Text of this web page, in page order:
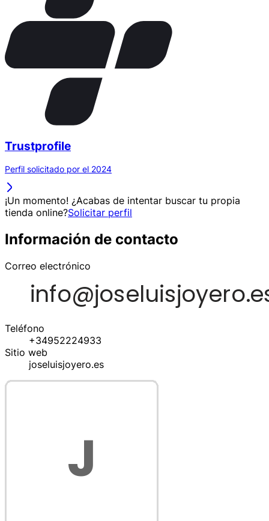
Trustprofile
Perfil solicitado por el 2024
¡Un momento! ¿Acabas de intentar buscar tu propia
tienda online?Solicitar perfil
Información de contacto
Correo electrónico
Teléfono
+34952224933
Sitio web
joseluisjoyero.es